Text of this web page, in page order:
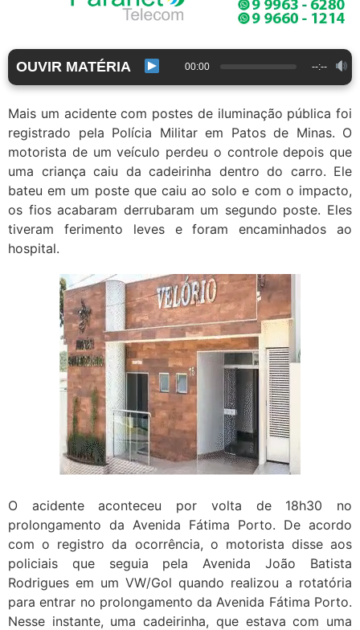
OUVIR MATÉRIA 00:00 --:--
Mais um acidente com postes de iluminação pública foi
registrado pela Polícia Militar em Patos de Minas. O
motorista de um veículo perdeu o controle depois que
uma criança caiu da cadeirinha dentro do carro. Ele
bateu em um poste que caiu ao solo e com o impacto,
os fios acabaram derrubaram um segundo poste. Eles
tiveram ferimento leves e foram encaminhados ao
hospital.
O acidente aconteceu por volta de 18h30 no
prolongamento da Avenida Fátima Porto. De acordo
com o registro da ocorrência, o motorista disse aos
policiais que seguia pela Avenida João Batista
Rodrigues em um VW/Gol quando realizou a rotatória
para entrar no prolongamento da Avenida Fátima Porto.
Nesse instante, uma cadeirinha, que estava com uma